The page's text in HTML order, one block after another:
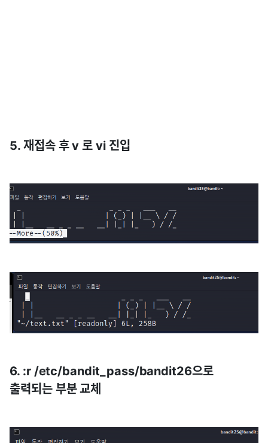
5. 재접속 후 v 로 vi 진입
6. :r /etc/bandit_pass/bandit26으로
출력되는 부분 교체